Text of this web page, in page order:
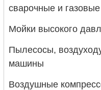
сварочные и газовые
Мойки высокого
Пылесосы,
машины
Воздушные